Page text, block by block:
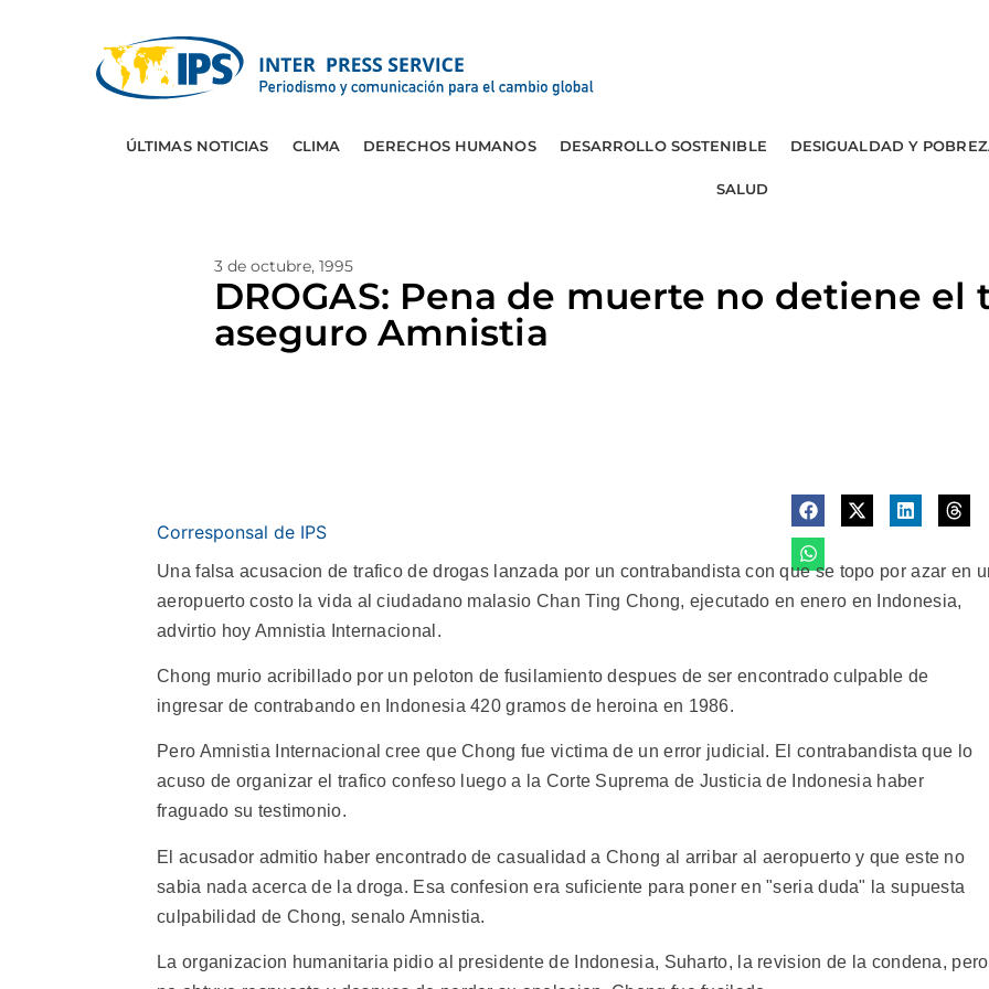
ÚLTIMAS NOTICIAS CLIMA DERECHOS HUMANOS DESARROLLO SOSTENIBLE DESIGUALDAD Y
SALUD
3 de octubre, 1995
DROGAS: Pena de muerte no detiene el
aseguro Amnistia
Corresponsal de IPS
Una falsa acusacion de trafico de drogas lanzada por un contrabandista con que se topo por azar en
aeropuerto costo la vida al ciudadano malasio Chan Ting Chong, ejecutado en enero en Indonesia,
advirtio hoy Amnistia Internacional.
Chong murio acribillado por un peloton de fusilamiento despues de ser encontrado culpable de
ingresar de contrabando en Indonesia 420 gramos de heroina en 1986.
Pero Amnistia Internacional cree que Chong fue victima de un error judicial. El contrabandista que lo
acuso de organizar el trafico confeso luego a la Corte Suprema de Justicia de Indonesia haber
fraguado su testimonio.
El acusador admitio haber encontrado de casualidad a Chong al arribar al aeropuerto y que este no
sabia nada acerca de la droga. Esa confesion era suficiente para poner en "seria duda" la supuesta
culpabilidad de Chong, senalo Amnistia.
La organizacion humanitaria pidio al presidente de Indonesia, Suharto, la revision de la condena, pero